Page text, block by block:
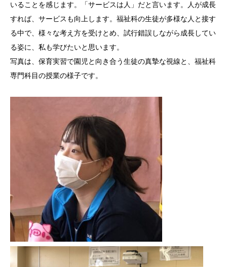
いることを感じます。「サービスは人」だと言います。人が成長
すれば、サービスも向上します。福祉科の生徒が多様な人と接す
る中で、様々な考え方を受けとめ、試行錯誤しながら成長してい
る姿に、私も学びたいと思います。
写真は、保育実習で園児と向き合う生徒の真摯な視線と、福祉科
専門科目の授業の様子です。